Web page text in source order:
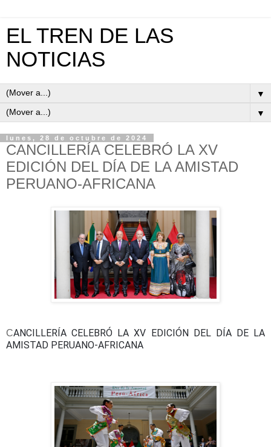
EL TREN DE LAS
NOTICIAS
▼
▼
lunes, 28 de octubre de 2024
CANCILLERÍA CELEBRÓ LA XV
EDICIÓN DEL DÍA DE LA AMISTAD
PERUANO-AFRICANA
CANCILLERÍA CELEBRÓ LA XV EDICIÓN DEL DÍA DE LA
AMISTAD PERUANO-AFRICANA